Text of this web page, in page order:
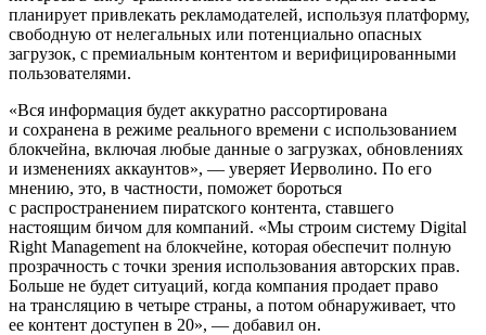
планирует привлекать рекламодателей, используя платформу,
свободную от нелегальных или потенциально опасных
загрузок, с премиальным контентом и верифицированными
пользователями.
«Вся информация будет аккуратно рассортирована
и сохранена в режиме реального времени с использованием
блокчейна, включая любые данные о загрузках, обновлениях
и изменениях аккаунтов», — уверяет Иерволино. По его
мнению, это, в частности, поможет бороться
с распространением пиратского контента, ставшего
настоящим бичом для компаний. «Мы строим систему Digital
Right Management на блокчейне, которая обеспечит полную
прозрачность с точки зрения использования авторских прав.
Больше не будет ситуаций, когда компания продает право
на трансляцию в четыре страны, а потом обнаруживает, что
ее контент доступен в 20», — добавил он.